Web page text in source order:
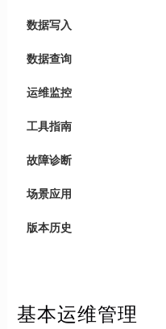
数据写入
数据查询
运维监控
工具指南
故障诊断
场景应用
版本历史
基本运维管理